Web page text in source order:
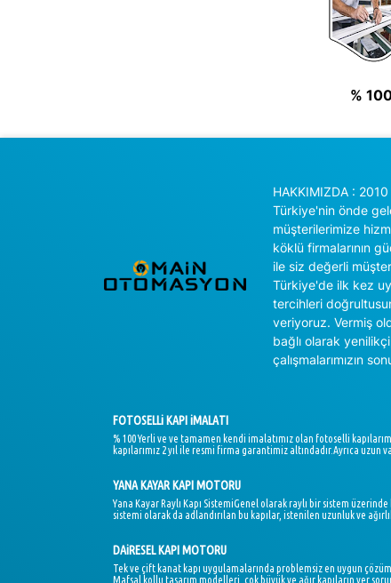
%
HAKKIMIZDA :
Türkiye'nin önde
müşterilerimize
köklü firmalarının
ile siz değerli
Türkiye'de ilk kez
tercihleri
veriyoruz. Vermiş
bağlı olarak
çalışmalarımızın
FOTOSELLi KAPI iMALATI
% 100 Yerli ve ve tamamen kendi imalatımız olan fotoselli
kapılarımız 2 yıl ile resmi firma garantimiz altındadır.Ayrıca
YANA KAYAR KAPI MOTORU
Yana Kayar Raylı Kapı SistemiGenel olarak raylı bir sistem
sistemi olarak da adlandırılan bu kapılar, istenilen uzunluk ve
DAiRESEL KAPI MOTORU
Tek ve çift kanat kapı uygulamalarında problemsiz en uygun
Mafsal kollu tasarım modelleri, çok büyük ve ağır kapıların yer